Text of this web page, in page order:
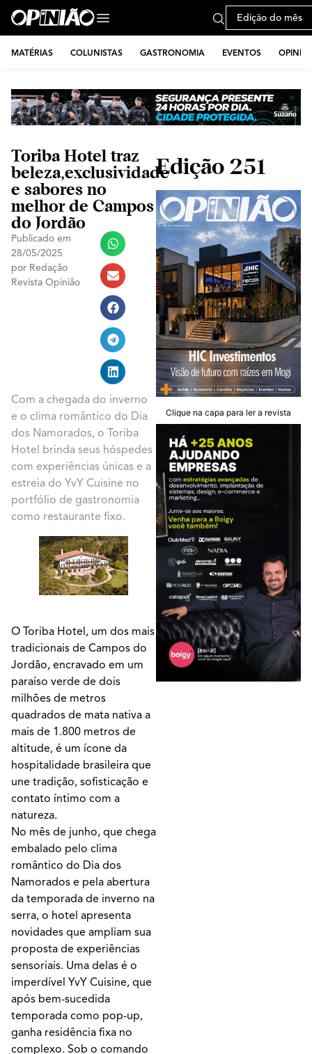
Edição do mês
MATÉRIAS COLUNISTAS GASTRONOMIA EVENTOS
Toriba Hotel traz
beleza,exclusividade
e sabores no
melhor de Campos
do Jordão
Publicado em
28/05/2025
por Redação
Revista Opinião
Com a chegada do inverno
e o clima romântico do Dia
dos Namorados, o Toriba
Hotel brinda seus hóspedes
com experiências únicas e a
estreia do YvY Cuisine no
portfólio de gastronomia
como restaurante fixo.
O Toriba Hotel, um dos mais
tradicionais de Campos do
Jordão, encravado em um
paraíso verde de dois
milhões de metros
quadrados de mata nativa a
mais de 1.800 metros de
altitude, é um ícone da
hospitalidade brasileira que
une tradição, sofisticação e
contato íntimo com a
natureza.
No mês de junho, que chega
embalado pelo clima
romântico do Dia dos
Namorados e pela abertura
da temporada de inverno na
serra, o hotel apresenta
novidades que ampliam sua
proposta de experiências
sensoriais. Uma delas é o
imperdível YvY Cuisine, que
após bem-sucedida
temporada como pop-up,
ganha residência fixa no
complexo. Sob o comando
Edição 251
Clique na capa para ler a revista